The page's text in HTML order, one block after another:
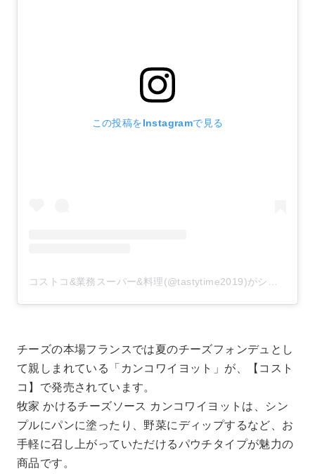
この投稿をInstagramで見る
コストコ&業務スーパー&料理(@tastytime2019)がシェアした投稿
チーズの本場フランスでは夏のチーズフォンデュとし
て親しまれている「カンコワイヨット」が、【コスト
コ】で発売されています。
牧家 かけるチーズソース カンコワイヨットは、シン
プルにパンに塗ったり、野菜にディップするなど、お
手軽に召し上がっていただけるパウチタイプが魅力の
商品です。